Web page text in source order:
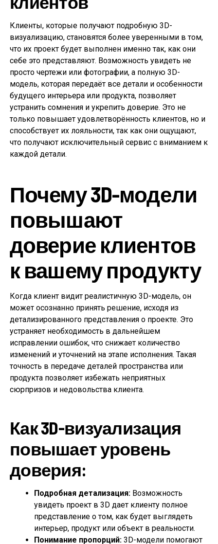
Клиенты, которые получают подробную 3D-
визуализацию, становятся более уверенными в том,
что их проект будет выполнен именно так, как они
себе это представляют. Возможность увидеть не
просто чертежи или фотографии, а полную 3D-
модель, которая передаёт все детали и особенности
будущего интерьера или продукта, позволяет
устранить сомнения и укрепить доверие. Это не
только повышает удовлетворённость клиентов, но и
способствует их лояльности, так как они ощущают,
что получают исключительный сервис с вниманием к
каждой детали.
Почему 3D-модели
повышают
доверие клиентов
к вашему продукту
Когда клиент видит реалистичную 3D-модель, он
может осознанно принять решение, исходя из
детализированного представления о проекте. Это
устраняет необходимость в дальнейшем
исправлении ошибок, что снижает количество
изменений и уточнений на этапе исполнения. Такая
точность в передаче деталей пространства или
продукта позволяет избежать неприятных
сюрпризов и недовольства клиента.
Как 3D-визуализация
повышает уровень
доверия:
Подробная детализация: Возможность
увидеть проект в 3D дает клиенту полное
представление о том, как будет выглядеть
интерьер, продукт или объект в реальности.
Понимание пропорций: 3D-модели помогают